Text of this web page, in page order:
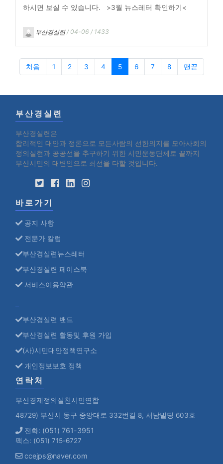
하시면 보실 수 있습니다. >3월 뉴스레터 확인하기<
부산경실련/ 04-06 / 1433
처음 1 2 3 4 5 6 7 8 맨끝
부산경실련
부산경실련은
합리적인 대안과 정론으로 모든사람의 선한의지를 모아사회의
정의실현과 공공선을 추구하기 위한 시민운동단체로 끝까지
부산시민의 대변인으로 최선을 다할 것입니다.
바로가기
공지 사항
전문가 칼럼
부산경실련뉴스레터
부산경실련 페이스북
서비스이용약관
부산경실련 밴드
부산경실련 활동및 후원 가입
(사)시민대안정책연구소
개인정보보호 정책
연락처
부산경제정의실천시민연합
48729) 부산시 동구 중앙대로 332번길 8, 서남빌딩 603호
전화: (051) 761-3951
팩스: (051) 715-6727
ccejps@naver.com